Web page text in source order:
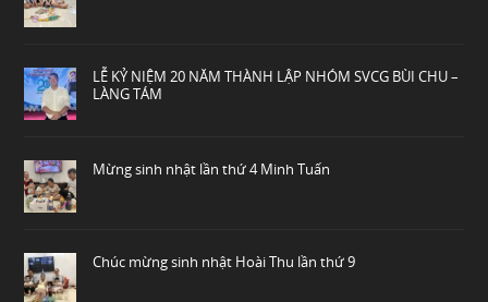
LỄ KỶ NIỆM 20 NĂM THÀNH LẬP NHÓM SVCG BÙI CHU –
LÀNG TÁM
Mừng sinh nhật lần thứ 4 Minh Tuấn
Chúc mừng sinh nhật Hoài Thu lần thứ 9